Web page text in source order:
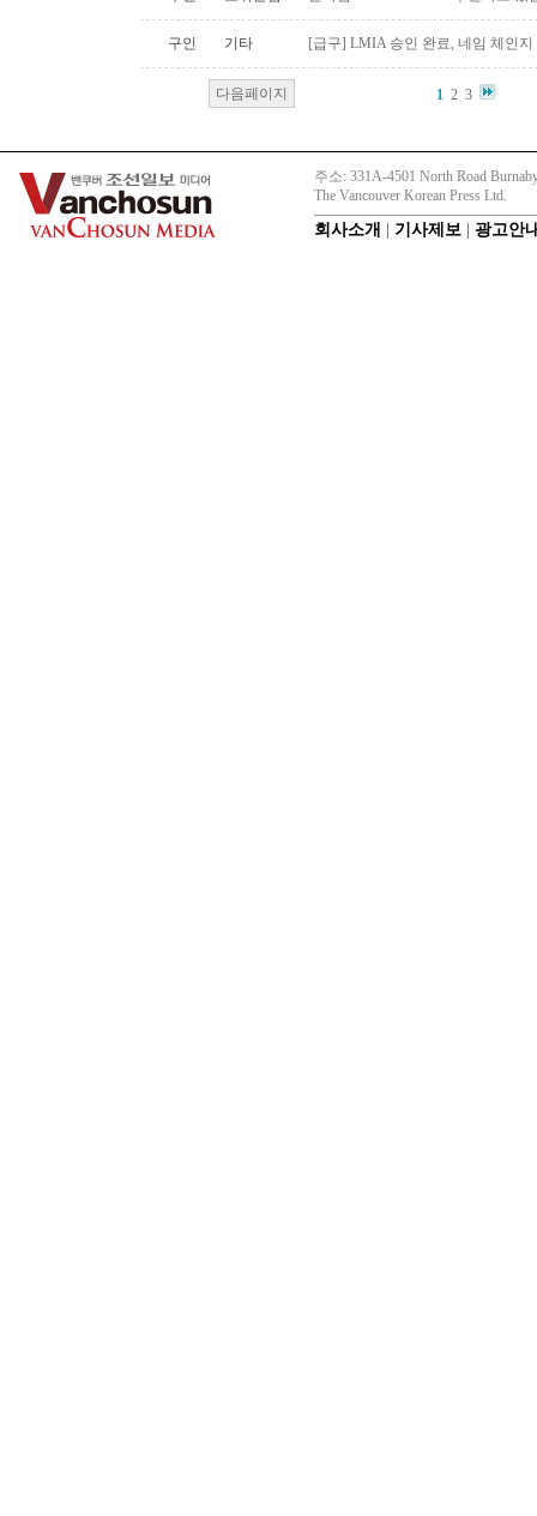
구인 기타 [급구] LMIA 승인 완료, 네임 체인
다음페이지 1 2 3
주소: 331A-4501 North Road
The Vancouver Korean Press Ltd.
회사소개 기사제보 광고안